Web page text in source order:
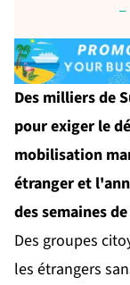
-
Des milliers de
pour exiger le
mobilisation
étranger et
des semaines
Des groupes
les étrangers